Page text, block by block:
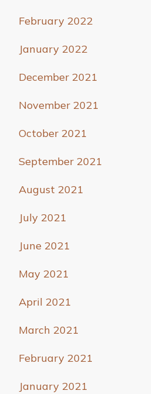
February 2022
January 2022
December 2021
November 2021
October 2021
September 2021
August 2021
July 2021
June 2021
May 2021
April 2021
March 2021
February 2021
January 2021